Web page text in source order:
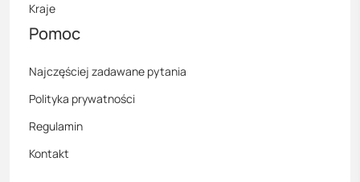
Kraje
Pomoc
Najczęściej zadawane pytania
Polityka prywatności
Regulamin
Kontakt